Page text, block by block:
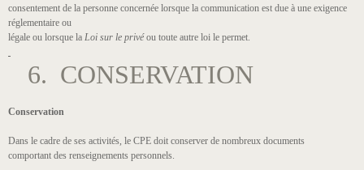
consentement de la personne concernée lorsque la communication est due à une exigence
réglementaire ou
légale ou lorsque la Loi sur le privéou toute autre loi le permet.
6. CONSERVATION
Conservation
Dans le cadre de ses activités, le CPE doit conserver de nombreux documents
comportant des renseignements personnels.